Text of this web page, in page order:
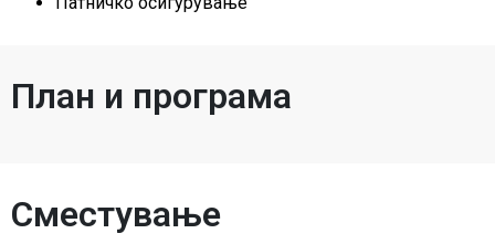
План и програма
Сместување